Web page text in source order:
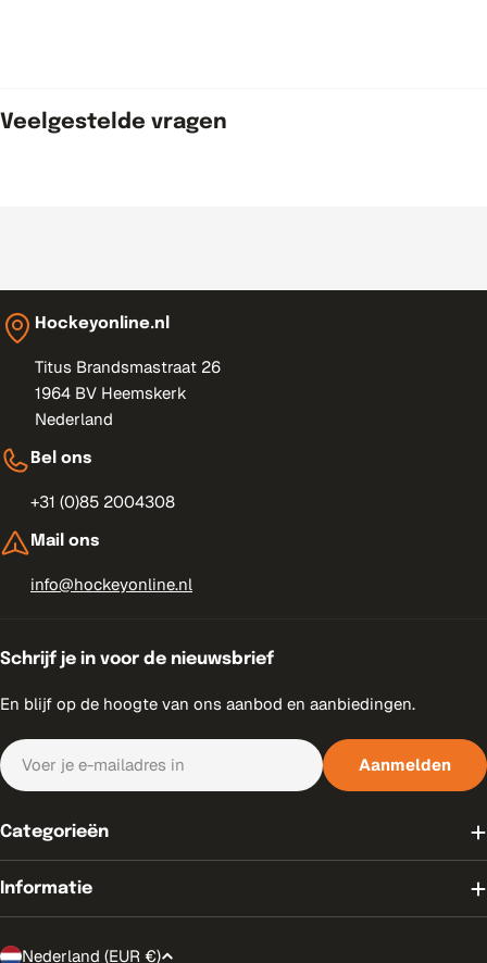
Veelgestelde vragen
Hockeyonline.nl
Titus Brandsmastraat 26
1964 BV Heemskerk
Nederland
Bel ons
+31 (0)85 2004308
Mail ons
info@hockeyonline.nl
Schrijf je in voor de nieuwsbrief
En blijf op de hoogte van ons aanbod en aanbiedingen.
E-
mail
Aanmelden
Categorieën
Informatie
T Nederland (EUR €)